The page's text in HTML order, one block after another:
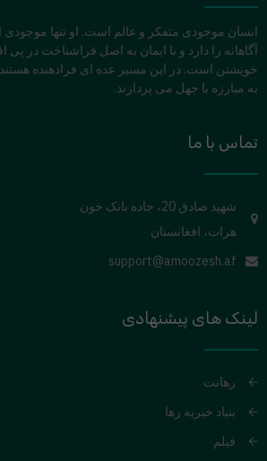
انسان موجودی متفکر و عالم است. او تنها موجودی
آگاهانه را دارد و با ایمان به اصل فراشناخت در
خویشتن است. در این مسیر عده ای فرادهنده هستند
به مبارزه با جهل می پردازند.
تماس با ما
شهید صادق 20، جاده بانک خون
هرات، افغانستان
support@amoozesh.af
لینک های پیشنهادی
رهانت
بنیاد خیریه رها
فیلم